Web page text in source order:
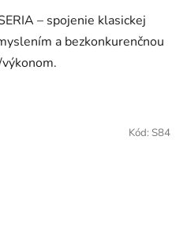
– spojenie klasickej
a bezkonkurenčnou
Kód: S84